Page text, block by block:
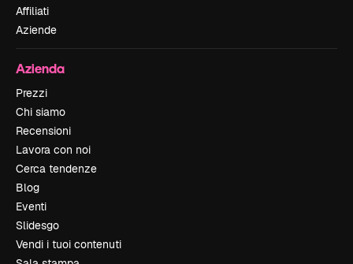
Affiliati
Aziende
Azienda
Prezzi
Chi siamo
Recensioni
Lavora con noi
Cerca tendenze
Blog
Eventi
Slidesgo
Vendi i tuoi contenuti